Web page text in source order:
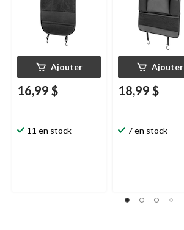
Ajouter
16,99 $
11 en stock
Ajouter
18,99 $
7 en stock